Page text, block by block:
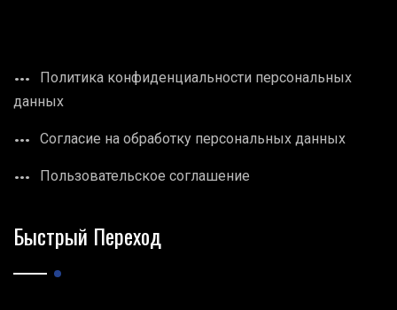
Политика конфиденциальности персональных
данных
Согласие на обработку персональных данных
Пользовательское соглашение
Быстрый Переход